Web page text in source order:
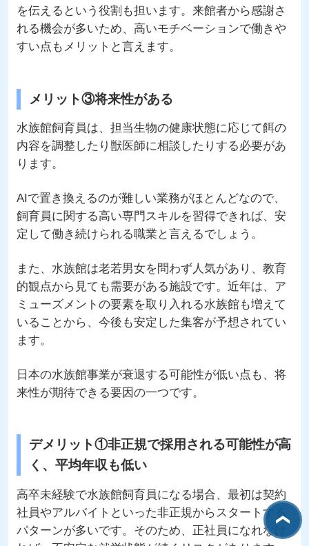
を伝えるという役割も担います。来館者から感謝さ
れる機会が多いため、高いモチベーションで働きや
すい点もメリットと言えます。
メリット③将来性がある
水族館飼育員は、担当生物の健康状態に応じて餌の
内容を調整したり獣医師に相談したりする必要があ
ります。
AIで置き換えるのが難しい業務がほとんどなので、
飼育員に関する高い専門スキルを習得できれば、安
定して働き続けられる職業と言えるでしょう。
また、水族館は老若男女を問わず人気があり、教育
的観点から見ても需要がある施設です。近年は、ア
ミューズメントの要素を取り入れる水族館も増えて
いることから、今後も安定した集客が予想されてい
ます。
日本の水族館事業が衰退する可能性が低い点も、将
来性が期待できる要因の一つです。
デメリット①非正規で採用される可能性が高
く、平均年収も低い
高卒未経験で水族館飼育員になる場合、最初は契約
社員やアルバイトといった非正規からスタートする
パターンが多いです。そのため、正社員になれなけ